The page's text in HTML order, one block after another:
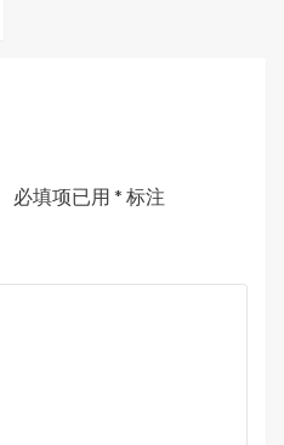
必填项已用 * 标注